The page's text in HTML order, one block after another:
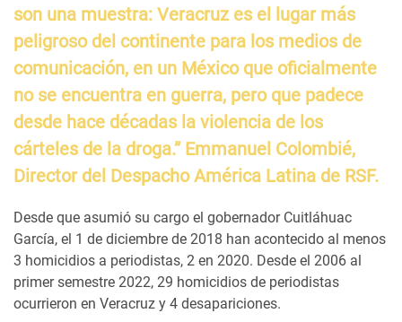
son una muestra: Veracruz es el lugar más
peligroso del continente para los medios de
comunicación, en un México que oficialmente
no se encuentra en guerra, pero que padece
desde hace décadas la violencia de los
cárteles de la droga.” Emmanuel Colombié,
Director del Despacho América Latina de RSF.
Desde que asumió su cargo el gobernador Cuitláhuac
García, el 1 de diciembre de 2018 han acontecido al menos
3 homicidios a periodistas, 2 en 2020. Desde el 2006 al
primer semestre 2022, 29 homicidios de periodistas
ocurrieron en Veracruz y 4 desapariciones.